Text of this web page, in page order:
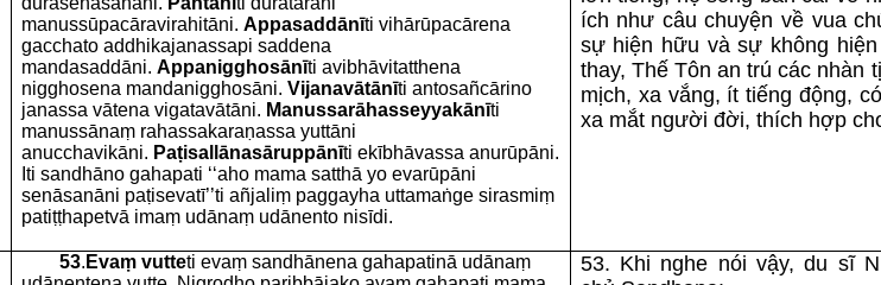
manussūpacāravirahitāni. Appasaddānīti vihārūpacārena
gacchato addhikajanassapi saddena
mandasaddāni. Appanigghosānīti avibhāvitatthena
nigghosena mandanigghosāni. Vijanavātānīti antosañcārino
janassa vātena vigatavātāni. Manussarāhasseyyakānīti
manussānaṃ rahassakaraṇassa yuttāni
anucchavikāni. Paṭisallānasāruppānīti ekībhāvassa anurūpāni.
Iti sandhāno gahapati ‘‘aho mama satthā yo evarūpāni
senāsanāni paṭisevatī’’ti añjaliṃ paggayha uttamaṅge sirasmiṃ
patiṭṭhapetvā imaṃ udānaṃ udānento nisīdi.
ích như câu chuyện về vua
sự hiện hữu và sự không
thay, Thế Tôn an trú các nhàn
mịch, xa vắng, ít tiếng động,
xa mắt người đời, thích hợp
53. Evaṃ vutteti evaṃ sandhānena gahapatinā udānaṃ
53. Khi nghe nói vậy, du sĩ